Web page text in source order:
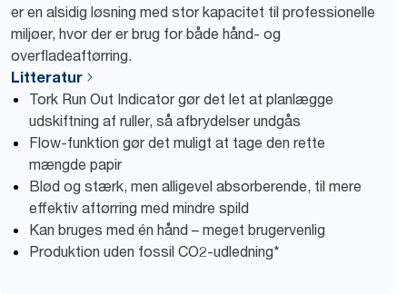
er en alsidig løsning med stor kapacitet til professionelle
miljøer, hvor der er brug for både hånd- og
overfladeaftørring.
Litteratur
Tork Run Out Indicator gør det let at planlægge
udskiftning af ruller, så afbrydelser undgås
Flow-funktion gør det muligt at tage den rette
mængde papir
Blød og stærk, men alligevel absorberende, til mere
effektiv aftørring med mindre spild
Kan bruges med én hånd – meget brugervenlig
Produktion uden fossil CO2-udledning*